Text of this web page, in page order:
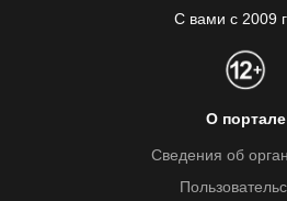
С вами с 2009
О портале
Сведения об